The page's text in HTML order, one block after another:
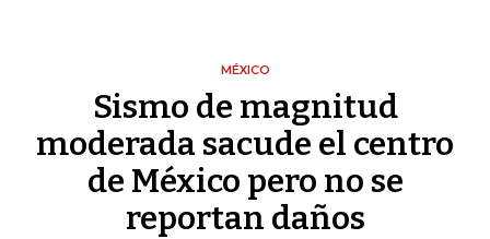
MÉXICO
Sismo de magnitud
moderada sacude el centro
de México pero no se
reportan daños